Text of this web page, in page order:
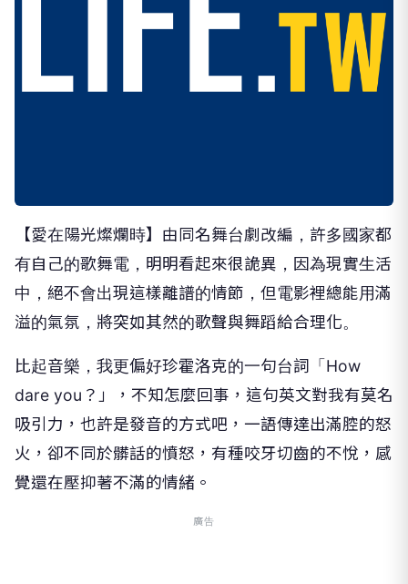
【愛在陽光燦爛時】由同名舞台劇改編，許多國家都
有自己的歌舞電，明明看起來很詭異，因為現實生活
中，絕不會出現這樣離譜的情節，但電影裡總能用滿
溢的氣氛，將突如其然的歌聲與舞蹈給合理化。
比起音樂，我更偏好珍霍洛克的一句台詞「How
dare you？」，不知怎麼回事，這句英文對我有莫名
吸引力，也許是發音的方式吧，一語傳達出滿腔的怒
火，卻不同於髒話的憤怒，有種咬牙切齒的不悅，感
覺還在壓抑著不滿的情緒。
廣告